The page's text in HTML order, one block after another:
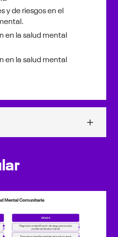
y de riesgos en el
en la salud mental
en la salud mental
mental.
la salud mental.
de la salud mental
trastornos de ansiedad.
trastornos afectivos.